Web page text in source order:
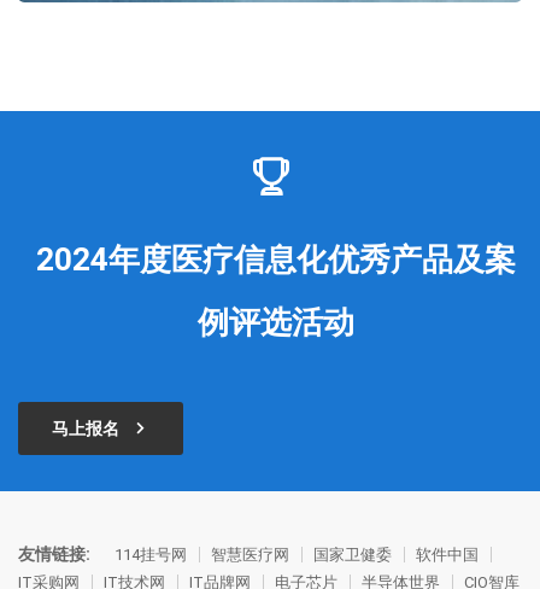
2024年度医疗信息化优秀产品及案
例评选活动
马上报名
友情链接: 114挂号网 智慧医疗网 国家卫健委
软件中国
IT采购网
IT技术网 IT品牌网 电子芯片 半导体世界 CIO智库